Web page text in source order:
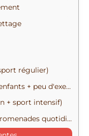
régulier)
+ peu d'exercice)
+ sport intensif)
quotidiennes)